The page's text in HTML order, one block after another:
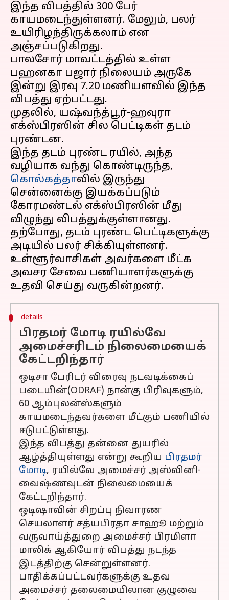
இந்த விபத்தில் 300 பேர்
காயமடைந்துள்ளனர். மேலும், பலர்
உயிரிழந்திருக்கலாம் என
அஞ்சப்படுகிறது.
பாலசோர் மாவட்டத்தில் உள்ள
பஹனகா பஜார் நிலையம் அருகே
இன்று இரவு 7.20 மணியளவில் இந்த
விபத்து ஏற்பட்டது.
முதலில், யஷ்வந்த்பூர்-ஹவுரா
எக்ஸ்பிரஸின் சில பெட்டிகள் தடம்
புரண்டன.
இந்த தடம் புரண்ட ரயில், அந்த
வழியாக வந்து கொண்டிருந்த,
கொல்கத்தாவில் இருந்து
சென்னைக்கு இயக்கப்படும்
கோரமண்டல் எக்ஸ்பிரஸின் மீது
விழுந்து விபத்துக்குள்ளானது.
தற்போது, தடம் புரண்ட பெட்டிகளுக்கு
அடியில் பலர் சிக்கியுள்ளனர்.
உள்ளூர்வாசிகள் அவர்களை மீட்க
அவசர சேவை பணியாளர்களுக்கு
details
பிரதமர் மோடி ரயில்வே
அமைச்சரிடம் நிலைமையைக்
கேட்டறிந்தார்
ஒடிசா பேரிடர் விரைவு நடவடிக்கைப்
படையின்(ODRAF) நான்கு பிரிவுகளும்,
60 ஆம்புலன்ஸ்களும்
காயமடைந்தவர்களை மீட்கும் பணியில்
ஈடுபட்டுள்ளது.
இந்த விபத்து தன்னை துயரில்
ஆழ்த்தியுள்ளது என்று கூறிய பிரதமர்
மோடி, ரயில்வே அமைச்சர் அஸ்வினி-
வைஷ்ணவுடன் நிலைமையைக்
கேட்டறிந்தார்.
ஒடிஷாவின் சிறப்பு நிவாரண
செயலாளர் சத்யபிரதா சாஹூ மற்றும்
வருவாய்த்துறை அமைச்சர் பிரமிளா
மாலிக் ஆகியோர் விபத்து நடந்த
இடத்திற்கு சென்றுள்ளனர்.
பாதிக்கப்பட்டவர்களுக்கு உதவ
அமைச்சர் தலைமையிலான குழுவை